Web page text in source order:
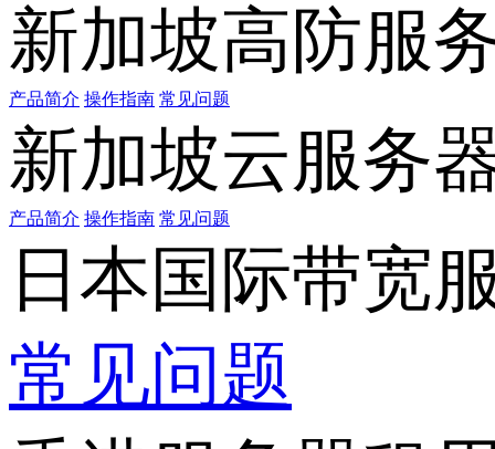
新加坡高防服
产品简介 操作指南 常见问题
新加坡云服务
产品简介 操作指南 常见问题
日本国际带宽
常见问题